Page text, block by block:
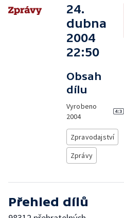
24.
dubna
2004
22:50
Obsah
dílu
Vyrobeno
2004
Zpravodajství
Zprávy
Přehled dílů